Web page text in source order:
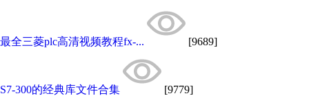
最全三菱plc高清视频教程fx-... [9689]
S7-300的经典库文件合集 [9779]